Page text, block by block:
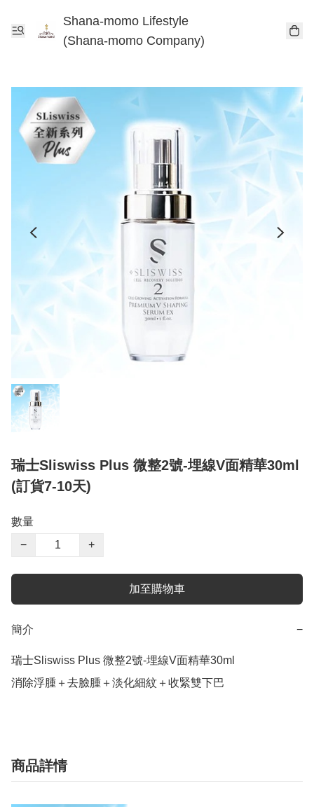
Shana-momo Lifestyle
(Shana-momo Company)
瑞士Sliswiss Plus 微整2號-埋線V面精華30ml
(訂貨7-10天)
數量
−
+
加至購物車
簡介 −
瑞士Sliswiss Plus 微整2號-埋線V面精華30ml
消除浮腫＋去臉腫＋淡化細紋＋收緊雙下巴
商品詳情